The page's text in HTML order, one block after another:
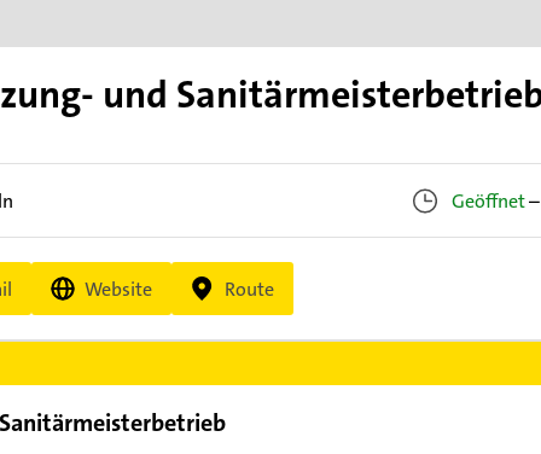
und
Geöffnet–
Website Route